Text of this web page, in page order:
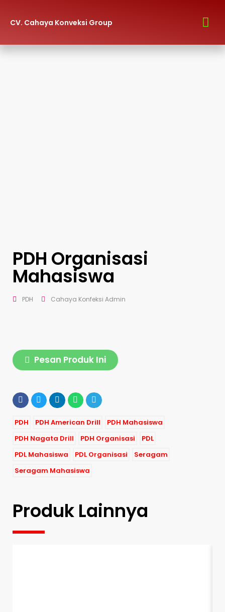
CV. Cahaya Konveksi Group
PDH Organisasi
Mahasiswa
PDH Cahaya Konfeksi Admin
Pesan Produk Ini
PDH PDH American Drill
PDH Mahasiswa
PDH Nagata Drill
PDH Organisasi
PDL
PDL Mahasiswa
PDL Organisasi
Seragam
Seragam Mahasiswa
Produk Lainnya